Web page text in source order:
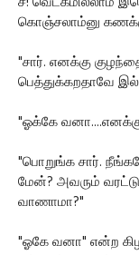
கொஞ்சலாம்னு
"சார். எனக்கு
பெத்துக்கறதாவே
"ஓக்கே வனா....எனக்கு
"பொறுங்க சார்.
மேன்? அவரும்
வாணாமா?"
"ஓகே வனா" என்ற